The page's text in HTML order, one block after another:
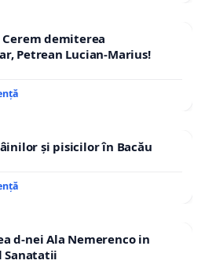
Cerem demiterea
Petrean Lucian-Marius!
și pisicilor în Bacău
d-nei Ala Nemerenco in
Sanatatii